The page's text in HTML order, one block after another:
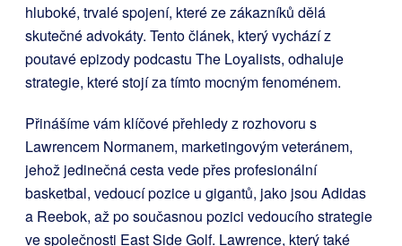
hluboké, trvalé spojení, které ze zákazníků dělá
skutečné advokáty. Tento článek, který vychází z
poutavé epizody podcastu The Loyalists, odhaluje
strategie, které stojí za tímto mocným fenoménem.
Přinášíme vám klíčové přehledy z rozhovoru s
Lawrencem Normanem, marketingovým veteránem,
jehož jedinečná cesta vede přes profesionální
basketbal, vedoucí pozice u gigantů, jako jsou Adidas
a Reebok, až po současnou pozici vedoucího strategie
ve společnosti East Side Golf. Lawrence, který také